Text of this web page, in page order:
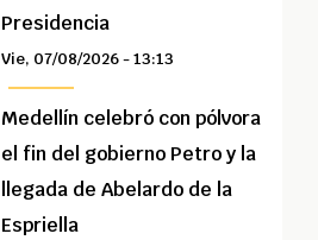
Presidencia
Vie, 07/08/2026 - 13:13
Medellín celebró con pólvora
el fin del gobierno Petro y la
llegada de Abelardo de la
Espriella